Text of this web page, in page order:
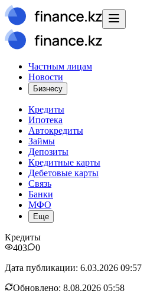
Частным лицам
Новости
Бизнесу
Кредиты
Ипотека
Автокредиты
Займы
Депозиты
Кредитные карты
Дебетовые карты
Связь
Банки
МФО
Еще
Кредиты
403
0
Дата публикации: 6.03.2026 09:57
Обновлено: 8.08.2026 05:58